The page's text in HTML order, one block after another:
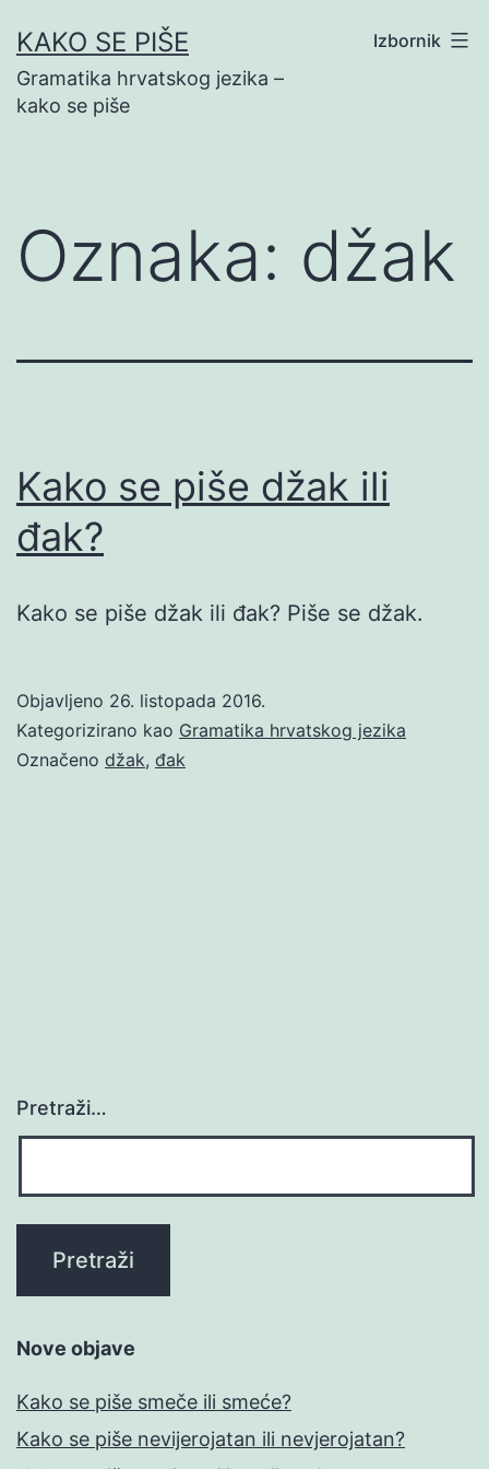
na
sadržaj
KAKO SE PIŠE
Gramatika hrvatskog jezika –
kako se piše
Izbornik
Oznaka: džak
Kako se piše džak ili
đak?
Kako se piše džak ili đak? Piše se džak.
Objavljeno 26. listopada 2016.
Kategorizirano kao Gramatika hrvatskog jezika
Označeno džak, đak
Pretraži…
Nove objave
Kako se piše smeče ili smeće?
Kako se piše nevijerojatan ili nevjerojatan?